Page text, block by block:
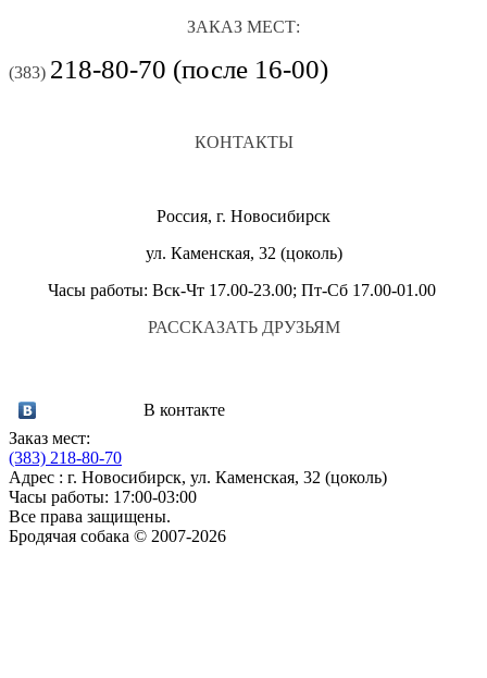
ЗАКАЗ МЕСТ:
(383) 218-80-70 (после 16-00)
КОНТАКТЫ
Россия, г. Новосибирск
ул. Каменская, 32 (цоколь)
Часы работы: Вск-Чт 17.00-23.00; Пт-Сб 17.00-01.00
РАССКАЗАТЬ ДРУЗЬЯМ
В контакте
Заказ мест:
(383) 218-80-70
Адрес : г. Новосибирск, ул. Каменская, 32 (цоколь)
Часы работы: 17:00-03:00
Все права защищены.
Бродячая собака © 2007-2026